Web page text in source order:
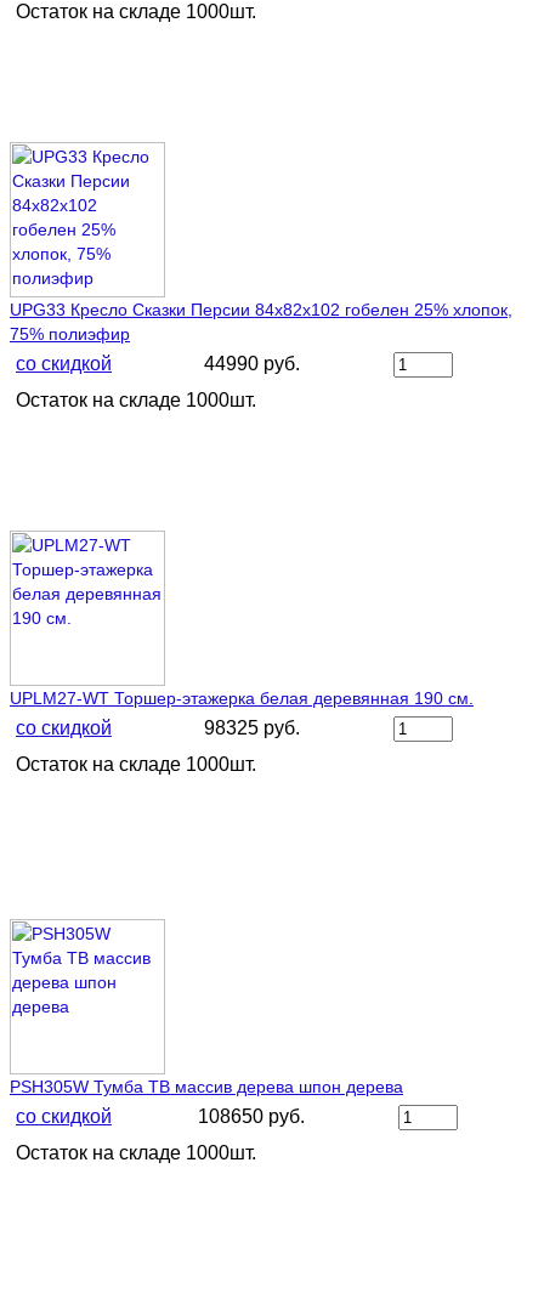
Остаток на складе 1000шт.
UPG33 Кресло Сказки Персии 84х82х102 гобелен 25% хлопок,
75% полиэфир
со скидкой
44990 руб.
Остаток на складе 1000шт.
UPLM27-WT Торшер-этажерка белая деревянная 190 см.
со скидкой
98325 руб.
Остаток на складе 1000шт.
PSH305W Тумба ТВ массив дерева шпон дерева
со скидкой
108650 руб.
Остаток на складе 1000шт.